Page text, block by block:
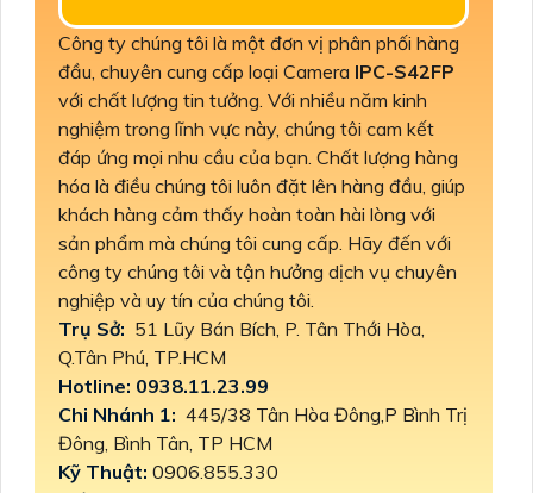
Công ty chúng tôi là một đơn vị phân phối hàng
đầu, chuyên cung cấp loại Camera IPC-S42FP
với chất lượng tin tưởng. Với nhiều năm kinh
nghiệm trong lĩnh vực này, chúng tôi cam kết
đáp ứng mọi nhu cầu của bạn. Chất lượng hàng
hóa là điều chúng tôi luôn đặt lên hàng đầu, giúp
khách hàng cảm thấy hoàn toàn hài lòng với
sản phẩm mà chúng tôi cung cấp. Hãy đến với
công ty chúng tôi và tận hưởng dịch vụ chuyên
nghiệp và uy tín của chúng tôi.
Trụ Sở: 51 Lũy Bán Bích, P. Tân Thới Hòa,
Q.Tân Phú, TP.HCM
Hotline: 0938.11.23.99
Chi Nhánh 1: 445/38 Tân Hòa Đông,P Bình Trị
Đông, Bình Tân, TP HCM
Kỹ Thuật: 0906.855.330